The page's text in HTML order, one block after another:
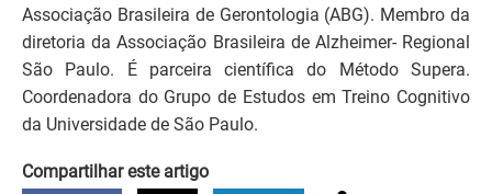
Associação Brasileira de Gerontologia (ABG). Membro da
diretoria da Associação Brasileira de Alzheimer- Regional
São Paulo. É parceira científica do Método Supera.
Coordenadora do Grupo de Estudos em Treino Cognitivo
da Universidade de São Paulo.
Compartilhar este artigo